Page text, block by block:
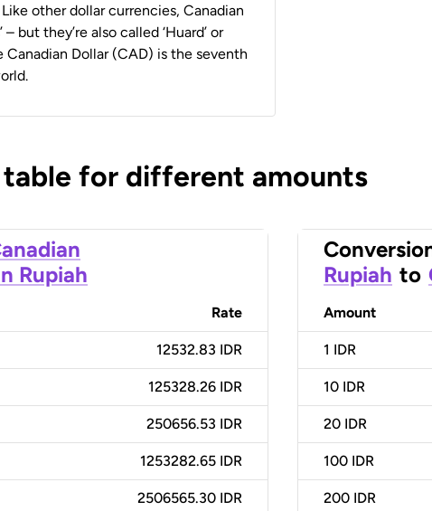
other dollar currencies, Canadian
but they’re also called ‘Huard’ or
Canadian Dollar (CAD) is the seventh
for different amounts
Rupiah
Rate
12532.83 IDR
125328.26 IDR
250656.53 IDR
1253282.65 IDR
2506565.30 IDR
Rupiah to
Amount
1 IDR
10 IDR
20 IDR
100 IDR
200 IDR